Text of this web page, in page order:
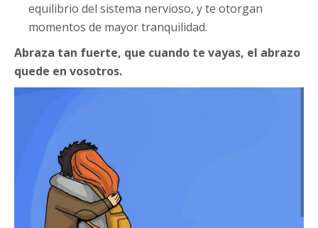
equilibrio del sistema nervioso, y te otorgan
momentos de mayor tranquilidad.
Abraza tan fuerte, que cuando te vayas, el abrazo
quede en vosotros.